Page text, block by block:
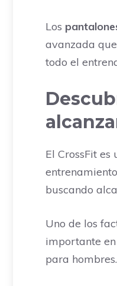
Los
avanzada
todo el
El CrossFit
buscando
Uno de los
importante
para hombres.